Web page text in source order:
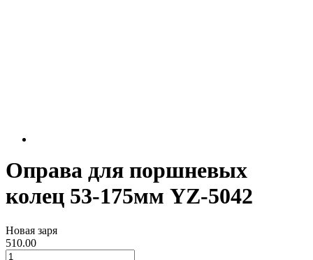
Оправа для поршневых
колец 53-175мм YZ-5042
Новая заря
510.00